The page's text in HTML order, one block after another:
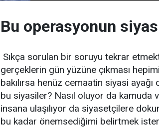
Bu operasyonun
Sıkça sorulan bir soruyu tekrar
gerçeklerin gün yüzüne çıkması
bakılırsa henüz cemaatin siyasi ayağı
bu siyasiler? Nasıl oluyor da kamuda
insana ulaşılıyor da siyasetçilere
bu kadar önemsediğimi belirtmek